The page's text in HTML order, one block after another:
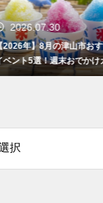
すめ
ガイ
【2026年】
めイベント5
イド